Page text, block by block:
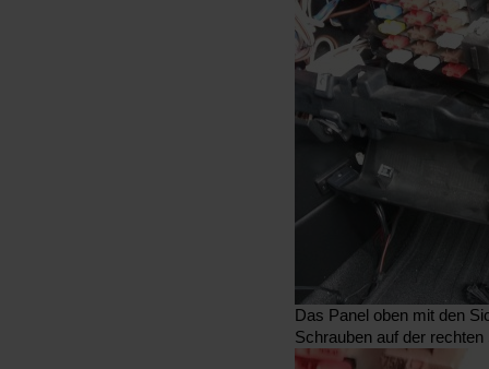
Das Panel oben mit den
Schrauben auf der rechten